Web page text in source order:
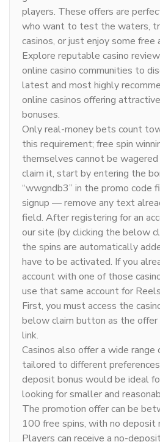
players. These offers are
who want to test the waters,
casinos, or just enjoy some free
Explore reputable casino
online casino communities to
latest and most highly
online casinos offering
bonuses.
Only real-money bets count
this requirement; free spin
themselves cannot be
claim it, start by entering the
“wwgndb3” in the promo code
signup — remove any text
field. After registering for an
our site (by clicking the below
the spins are automatically
have to be activated. If you
account with one of those
use that same account for
First, you must access the
below claim button as the
link.
Casinos also offer a wide range
tailored to different
deposit bonus would be ideal
looking for smaller and
The promotion offer can be
100 free spins, with no deposit
Players can receive a no-